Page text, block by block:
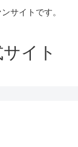
サイトです。
イト